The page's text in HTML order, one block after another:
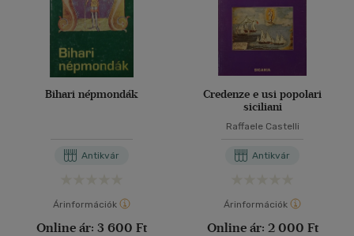
Bihari népmondák
Antikvár
Árinformációk
Online ár: 3 600 Ft
Credenze e usi popolari
siciliani
Raffaele Castelli
Antikvár
Árinformációk
Online ár: 2 000 Ft